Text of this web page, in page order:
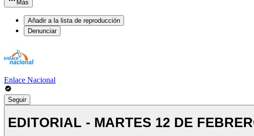
Más
Añadir a la lista de reproducción
Denunciar
Enlace Nacional
Seguir
EDITORIAL - MARTES 12 DE